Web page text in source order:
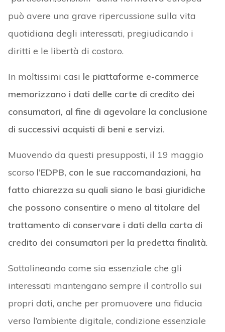
può avere una grave ripercussione sulla vita
quotidiana degli interessati, pregiudicando i
diritti e le libertà di costoro.
In moltissimi casi le piattaforme e-commerce
memorizzano i dati delle carte di credito dei
consumatori, al fine di agevolare la conclusione
di successivi acquisti di beni e servizi.
Muovendo da questi presupposti, il 19 maggio
scorso l’EDPB, con le sue raccomandazioni, ha
fatto chiarezza su quali siano le basi giuridiche
che possono consentire o meno al titolare del
trattamento di conservare i dati della carta di
credito dei consumatori per la predetta finalità.
Sottolineando come sia essenziale che gli
interessati mantengano sempre il controllo sui
propri dati, anche per promuovere una fiducia
verso l’ambiente digitale, condizione essenziale